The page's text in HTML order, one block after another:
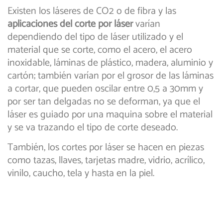
Existen los láseres de CO2 o de fibra y las
aplicaciones delcorte por láservarían
dependiendo del tipo de láser utilizado y el
material que se corte, como el acero, el acero
inoxidable, láminas de plástico, madera, aluminio y
cartón; también varían por el grosor de las láminas
a cortar, que pueden oscilar entre 0,5 a 30mm y
por ser tan delgadas no se deforman, ya que el
láser es guiado por una maquina sobre el material
y se va trazando el tipo de corte deseado.
También, los cortes por láser se hacen en piezas
como tazas, llaves, tarjetas madre, vidrio, acrílico,
vinilo, caucho, tela y hasta en la piel.